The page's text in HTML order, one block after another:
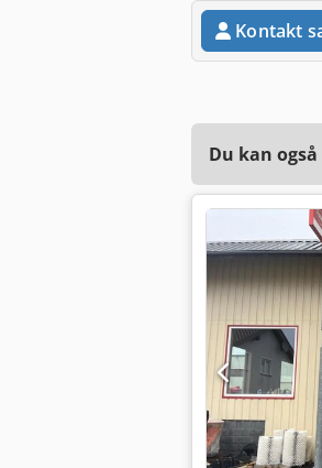
Kontakt
Du kan